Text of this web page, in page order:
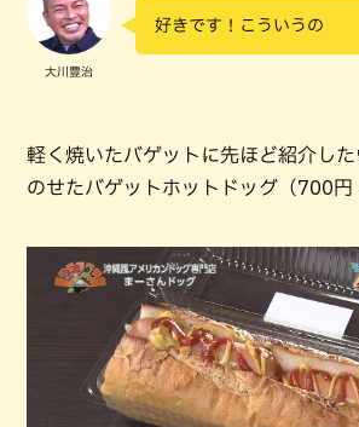
大川豊治
好きです！こういうの
軽く焼いたバゲットに先ほど紹介し
のせたバゲットホットドッグ（700円